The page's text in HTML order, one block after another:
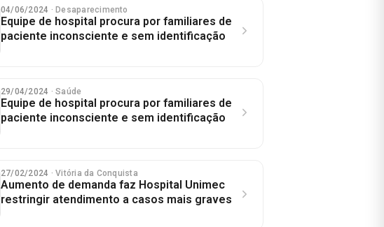
04/06/2024 · Desaparecimento
Equipe de hospital procura por familiares de
paciente inconsciente e sem identificação
29/04/2024 · Saúde
Equipe de hospital procura por familiares de
paciente inconsciente e sem identificação
27/02/2024 · Vitória da Conquista
Aumento de demanda faz Hospital Unimec
restringir atendimento a casos mais graves